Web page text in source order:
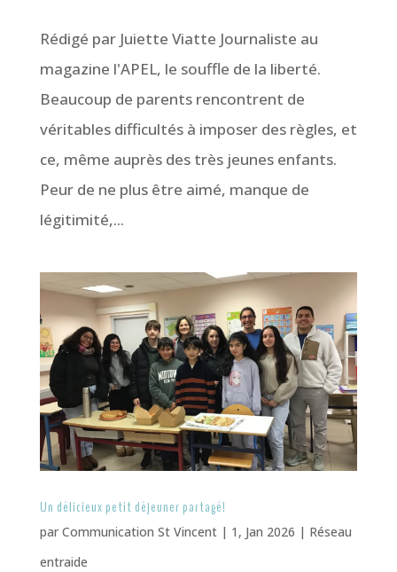
Rédigé par Juiette Viatte Journaliste au
magazine l'APEL, le souffle de la liberté.
Beaucoup de parents rencontrent de
véritables difficultés à imposer des règles, et
ce, même auprès des très jeunes enfants.
Peur de ne plus être aimé, manque de
légitimité,...
Un délicieux petit déjeuner partagé!
par Communication St Vincent| 1, Jan 2026 | Réseau
entraide